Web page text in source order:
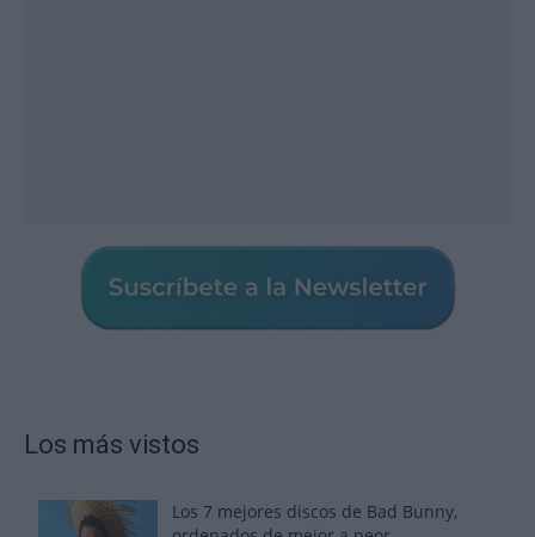
Los más vistos
Los 7 mejores discos de Bad Bunny,